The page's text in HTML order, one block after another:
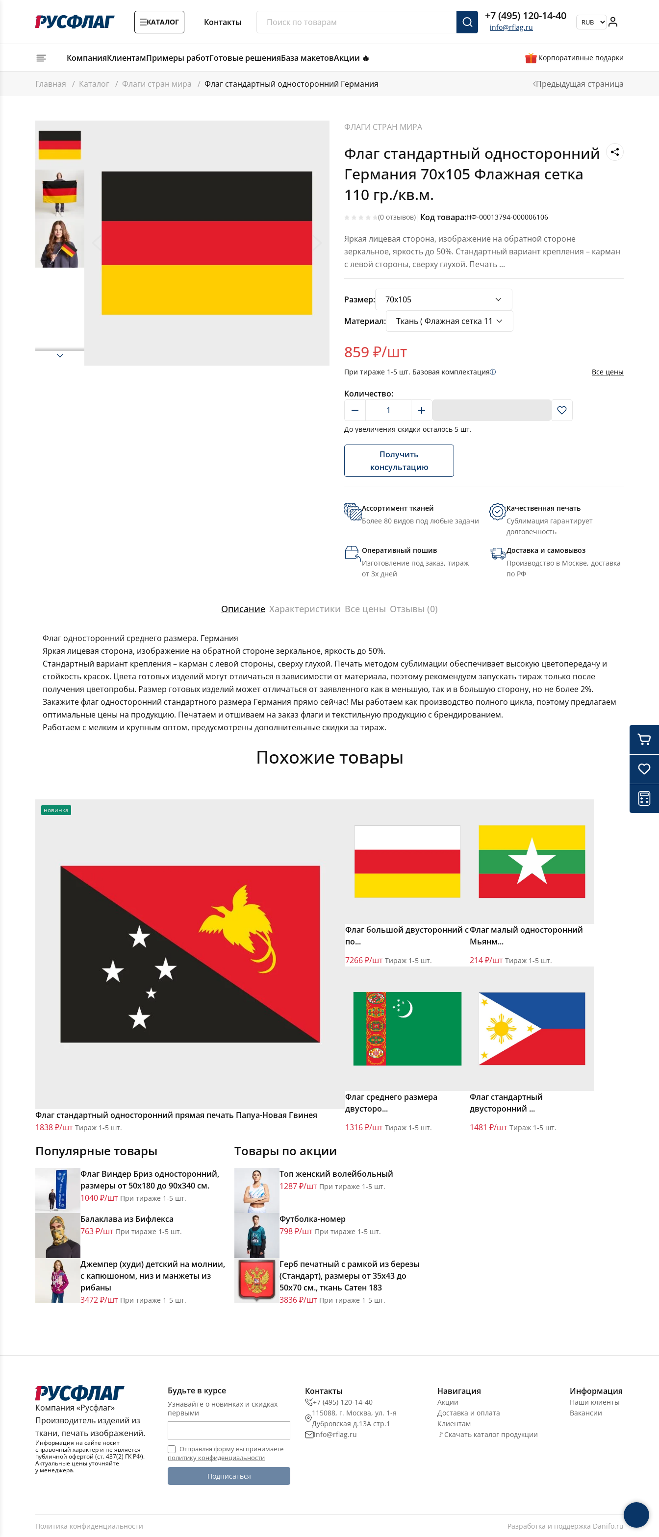
КАТАЛОГ Контакты +7 (495) 120-14-40
info@rflag.ru
КомпанияКлиентамПримеры работГотовые решенияБаза макетовАкции 🔥 Корпоративные подарки
Главная / Каталог / Флаги стран мира / Флаг стандартный односторонний Германия Предыдущая страница
ФЛАГИ СТРАН МИРА
Флаг стандартный односторонний
Германия 70х105 Флажная сетка
110 гр./кв.м.
(0 отзывов) | Код товара:НФ-00013794-000006106
Яркая лицевая сторона, изображение на обратной стороне
зеркальное, яркость до 50%. Стандартный вариант крепления – карман
с левой стороны, сверху глухой. Печать ...
Размер:
Материал:
859 ₽/шт
При тираже 1-5 шт. Базовая комплектация Все цены
Количество:
До увеличения скидки осталось 5 шт.
Получить
консультацию
Ассортимент тканей
Более 80 видов под любые задачи
Качественная печать
Сублимация гарантирует
долговечность
Оперативный пошив
Изготовление под заказ, тираж
от 3х дней
Доставка и самовывоз
Производство в Москве, доставка
по РФ
Описание Характеристики Все цены Отзывы (0)
Флаг односторонний среднего размера. Германия
Яркая лицевая сторона, изображение на обратной стороне зеркальное, яркость до 50%.
Стандартный вариант крепления – карман с левой стороны, сверху глухой. Печать методом сублимации обеспечивает высокую цветопередачу и
стойкость красок. Цвета готовых изделий могут отличаться в зависимости от материала, поэтому рекомендуем запускать тираж только после
получения цветопробы. Размер готовых изделий может отличаться от заявленного как в меньшую, так и в большую сторону, но не более 2%.
Закажите флаг односторонний стандартного размера Германия прямо сейчас! Мы работаем как производство полного цикла, поэтому предлагаем
оптимальные цены на продукцию. Печатаем и отшиваем на заказ флаги и текстильную продукцию с брендированием.
Работаем с мелким и крупным оптом, предусмотрены дополнительные скидки за тираж.
Похожие товары
новинка
Флаг стандартный односторонний прямая печать Папуа-Новая Гвинея
1838 ₽/шт Тираж 1-5 шт.
Флаг большой двусторонний с
по...
7266 ₽/шт Тираж 1-5 шт.
Флаг малый односторонний
Мьянм...
214 ₽/шт Тираж 1-5 шт.
Флаг среднего размера
двусторо...
1316 ₽/шт Тираж 1-5 шт.
Флаг стандартный
двусторонний ...
1481 ₽/шт Тираж 1-5 шт.
Популярные товары
Флаг Виндер Бриз односторонний,
размеры от 50х180 до 90х340 см.
1040 ₽/шт При тираже 1-5 шт.
Балаклава из Бифлекса
763 ₽/шт При тираже 1-5 шт.
Джемпер (худи) детский на молнии,
с капюшоном, низ и манжеты из
рибаны
3472 ₽/шт При тираже 1-5 шт.
Товары по акции
Топ женский волейбольный
1287 ₽/шт При тираже 1-5 шт.
Футболка-номер
798 ₽/шт При тираже 1-5 шт.
Герб печатный с рамкой из березы
(Стандарт), размеры от 35х43 до
50х70 см., ткань Сатен 183
3836 ₽/шт При тираже 1-5 шт.
Компания «Русфлаг»
Производитель изделий из
ткани, печать изображений.
Информация на сайте носит
справочный характер и не является
публичной офертой (ст. 437(2) ГК РФ).
Актуальные цены уточняйте
у менеджера.
Будьте в курсе
Узнавайте о новинках и скидках
первыми
Отправляя форму вы принимаете
политику конфиденциальности
Подписаться
Контакты
+7 (495) 120-14-40
115088, г. Москва, ул. 1-я
Дубровская д.13А стр.1
info@rflag.ru
Навигация
Акции
Доставка и оплата
Клиентам
🚩Скачать каталог продукции
Информация
Наши клиенты
Вакансии
Политика конфиденциальности Разработка и поддержка Danifo.ru